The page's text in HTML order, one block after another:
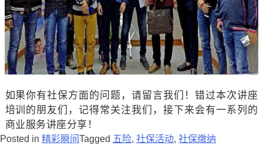
如果你有社保方面的问题，请留言我们！错过本次讲座
培训的朋友们，记得常关注我们，接下来会有一系列的
商业服务讲座分享！
Posted in 精彩瞬间Tagged 五险, 社保活动, 社保缴纳